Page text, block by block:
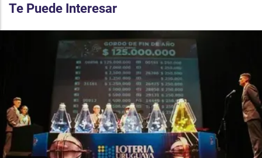
Te Puede Interesar